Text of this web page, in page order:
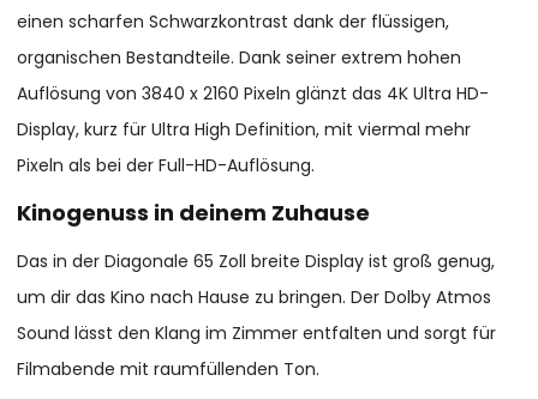
einen scharfen Schwarzkontrast dank der flüssigen,
organischen Bestandteile. Dank seiner extrem hohen
Auflösung von 3840 x 2160 Pixeln glänzt das 4K Ultra HD-
Display, kurz für Ultra High Definition, mit viermal mehr
Pixeln als bei der Full-HD-Auflösung.
Kinogenuss in deinem Zuhause
Das in der Diagonale 65 Zoll breite Display ist groß genug,
um dir das Kino nach Hause zu bringen. Der Dolby Atmos
Sound lässt den Klang im Zimmer entfalten und sorgt für
Filmabende mit raumfüllenden Ton.